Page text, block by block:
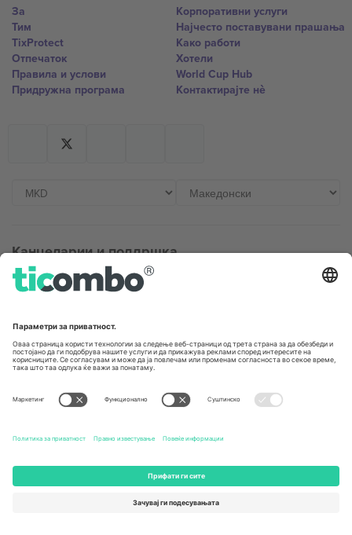
За
Тим
TixProtect
Отпечаток
Правила и услови
Придружна програма
Корпоративни услуги
Најчесто поставувани прашања
Како работи
Хотели
World Cup Hub
Контактирајте нѐ
Канцеларии и поддршка
Germany
Berlin, Germany
Kingdom
United States
131 Continental Dr, Suite 305,
Newark, Delaware 19713, United
Dorfstrasse 52a, 6390
Engelberg, Switzerland
Regus Sofia City West, bul
Totleben 53-55, 1606 Sofia,
UAE Dubai Silicon Oasis, DDP
Building A1, Office 302, Dubai,